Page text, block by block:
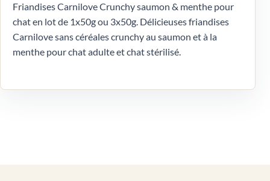
Friandises Carnilove Crunchy saumon & menthe pour
chat en lot de 1x50g ou 3x50g. Délicieuses friandises
Carnilove sans céréales crunchy au saumon et à la
menthe pour chat adulte et chat stérilisé.